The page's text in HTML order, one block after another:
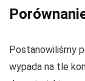
Postanowiliśmy
wypada na tle